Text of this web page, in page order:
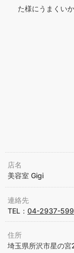
た様にうまくい
店名
美容室 Gigi
連絡先
TEL： 04-2937-
住所
埼玉県所沢市星の